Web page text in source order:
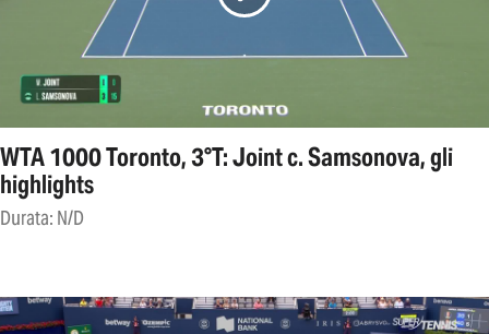
WTA 1000 Toronto, 3°T: Joint c. Samsonova, gli
highlights
Durata: N/D